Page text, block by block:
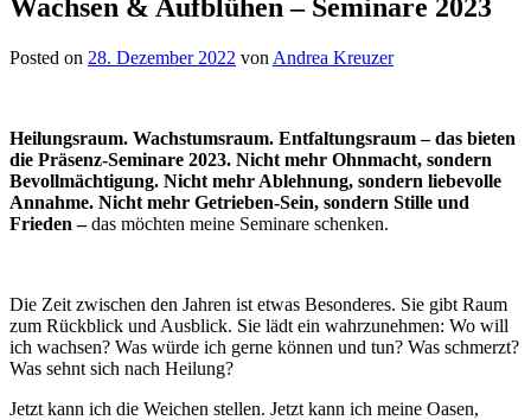
Wachsen & Aufblühen – Seminare 2023
Posted on 28. Dezember 2022 von Andrea Kreuzer
Heilungsraum. Wachstumsraum. Entfaltungsraum – das bieten
die Präsenz-Seminare 2023. Nicht mehr Ohnmacht, sondern
Bevollmächtigung. Nicht mehr Ablehnung, sondern liebevolle
Annahme. Nicht mehr Getrieben-Sein, sondern Stille und
Frieden –das möchten meine Seminare schenken.
Die Zeit zwischen den Jahren ist etwas Besonderes. Sie gibt Raum
zum Rückblick und Ausblick. Sie lädt ein wahrzunehmen: Wo will
ich wachsen? Was würde ich gerne können und tun? Was schmerzt?
Was sehnt sich nach Heilung?
Jetzt kann ich die Weichen stellen. Jetzt kann ich meine Oasen,